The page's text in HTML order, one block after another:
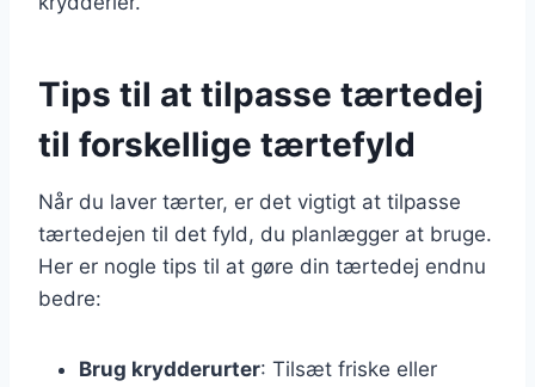
Tips til at tilpasse tærtedej
til forskellige tærtefyld
Når du laver tærter, er det vigtigt at tilpasse
tærtedejen til det fyld, du planlægger at bruge.
Her er nogle tips til at gøre din tærtedej endnu
bedre:
Brug krydderurter: Tilsæt friske eller